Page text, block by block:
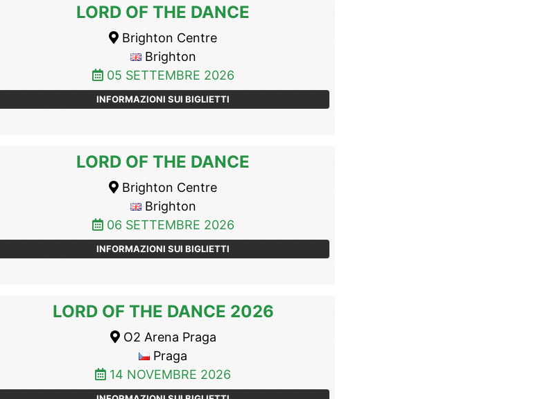
LORD OF THE DANCE
Brighton Centre
Brighton
05 SETTEMBRE 2026
INFORMAZIONI SUI BIGLIETTI
LORD OF THE DANCE
Brighton Centre
Brighton
06 SETTEMBRE 2026
INFORMAZIONI SUI BIGLIETTI
LORD OF THE DANCE 2026
O2 Arena Praga
Praga
14 NOVEMBRE 2026